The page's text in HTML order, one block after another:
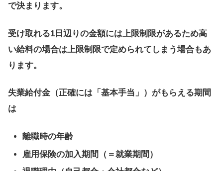
で決まります。
受け取れる1日辺りの金額には上限制限があるため高
い給料の場合は上限制限で定められてしまう場合もあ
ります。
失業給付金（正確には「基本手当」）がもらえる期間
は
離職時の年齢
雇用保険の加入期間（＝就業期間）